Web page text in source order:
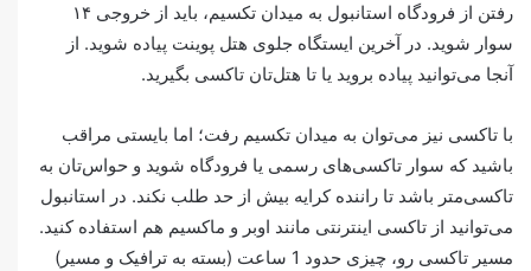
رفتن از فرودگاه استانبول به میدان تکسیم، باید از خروجی ۱۴
سوار شوید. در آخرین ایستگاه جلوی هتل پوینت پیاده شوید. از
آنجا می‌توانید پیاده بروید یا تا هتل‌تان تاکسی بگیرید.
با تاکسی نیز می‌توان به میدان تکسیم رفت؛ اما بایستی مراقب
باشید که سوار تاکسی‌های رسمی یا فرودگاه شوید و حواس‎‌تان به
تاکسی‌متر باشد تا راننده کرایه بیش از حد طلب نکند. در استانبول
می‌توانید از تاکسی اینترنتی مانند اوبر و ماکسیم هم استفاده کنید.
مسیر تاکسی رو، چیزی حدود 1 ساعت (بسته به ترافیک و مسیر)